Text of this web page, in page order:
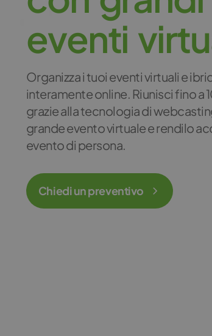
eventi virtu
Organizza i tuoi eventi virtuali e
interamente online. Riunisci fino
grazie alla tecnologia di
grande evento virtuale e rendilo
evento di persona.
Chiedi un preventivo